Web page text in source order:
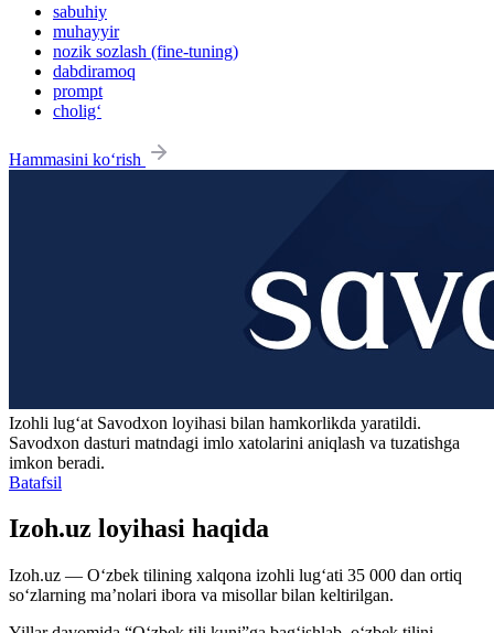
sabuhiy
muhayyir
nozik sozlash (fine-tuning)
dabdiramoq
prompt
cholig‘
Hammasini ko‘rish
Izohli lugʻat Savodxon loyihasi bilan hamkorlikda yaratildi.
Savodxon dasturi matndagi imlo xatolarini aniqlash va tuzatishga
imkon beradi.
Batafsil
Izoh.uz loyihasi haqida
Izoh.uz — O‘zbek tilining xalqona izohli lug‘ati 35 000 dan ortiq
so‘zlarning ma’nolari ibora va misollar bilan keltirilgan.